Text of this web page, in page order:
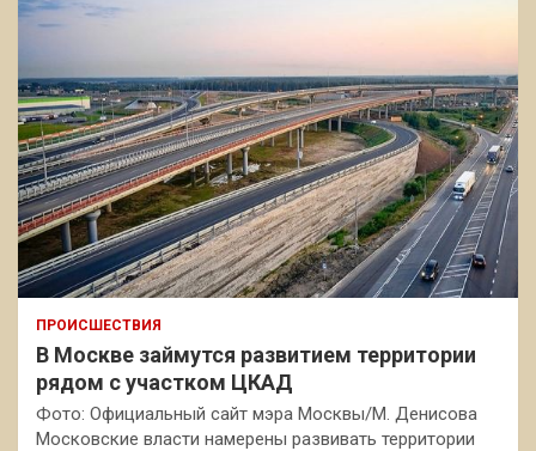
ПРОИСШЕСТВИЯ
В Москве займутся развитием территории
рядом с участком ЦКАД
Фото: Официальный сайт мэра Москвы/М. Денисова
Московские власти намерены развивать территории